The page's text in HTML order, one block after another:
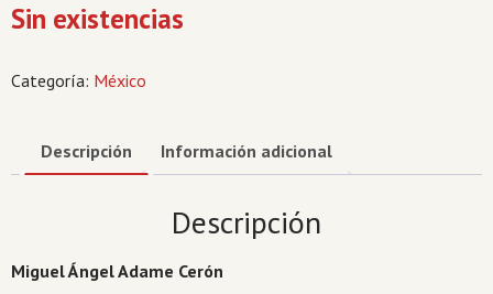
Sin existencias
Categoría: México
Descripción Información adicional
Descripción
Miguel Ángel Adame Cerón